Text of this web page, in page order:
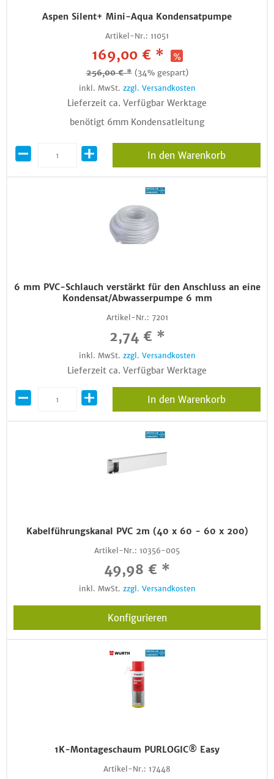
Aspen Silent+ Mini-Aqua Kondensatpumpe
Artikel-Nr.: 11051
169,00 € *
256,00 € * (34% gespart)
inkl. MwSt. zzgl. Versandkosten
Lieferzeit ca. Verfügbar Werktage
benötigt 6mm Kondensatleitung
In den Warenkorb
6 mm PVC-Schlauch verstärkt für den Anschluss an eine
Kondensat/Abwasserpumpe 6 mm
Artikel-Nr.: 7201
2,74 € *
inkl. MwSt. zzgl. Versandkosten
Lieferzeit ca. Verfügbar Werktage
In den Warenkorb
Kabelführungskanal PVC 2m (40 x 60 - 60 x 200)
Artikel-Nr.: 10356-005
49,98 € *
inkl. MwSt. zzgl. Versandkosten
Konfigurieren
1K-Montageschaum PURLOGIC® Easy
Artikel-Nr.: 17448